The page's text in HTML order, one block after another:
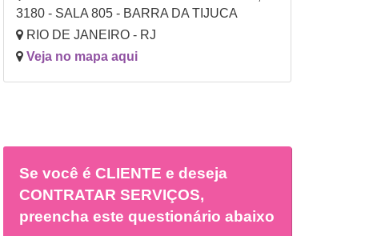
3180 - SALA 805 - BARRA DA TIJUCA
RIO DE JANEIRO - RJ
Veja no mapa aqui
Se você é CLIENTE e deseja
CONTRATAR SERVIÇOS,
preencha este questionário abaixo